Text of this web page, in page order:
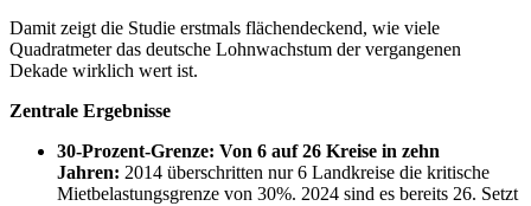
Damit zeigt die Studie erstmals flächendeckend, wie viele
Quadratmeter das deutsche Lohnwachstum der vergangenen
Dekade wirklich wert ist.
Zentrale Ergebnisse
30-Prozent-Grenze: Von 6 auf 26 Kreise in zehn
Jahren: 2014 überschritten nur 6 Landkreise die kritische
Mietbelastungsgrenze von 30%. 2024 sind es bereits 26. Setzt